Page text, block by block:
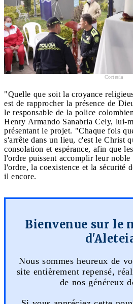
Cortesía
"Quelle que soit la croyance
est de rapprocher la présence de
le responsable de la police
Henry Armando Sanabria Cely, lui-
présentant le projet. "Chaque fois
s'arrête dans un lieu, c'est le Christ
consolation et espérance, afin que
l'ordre puissent accomplir leur noble
l'ordre, la coexistence et la sécurité
il encore.
Bienvenue sur le
Nous sommes heureux de
site entièrement repensé,
de nos généreux